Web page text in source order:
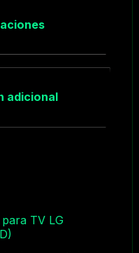
adicional
TV LG